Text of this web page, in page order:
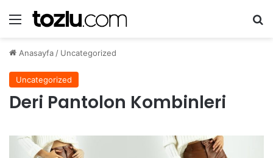
Menü
Anasayfa/ Uncategorized
Uncategorized
Deri Pantolon Kombinleri